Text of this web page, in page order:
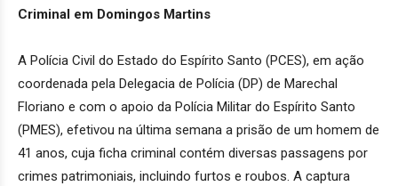
Criminal em Domingos Martins
A Polícia Civil do Estado do Espírito Santo (PCES), em ação
coordenada pela Delegacia de Polícia (DP) de Marechal
Floriano e com o apoio da Polícia Militar do Espírito Santo
(PMES), efetivou na última semana a prisão de um homem de
41 anos, cuja ficha criminal contém diversas passagens por
crimes patrimoniais, incluindo furtos e roubos. A captura